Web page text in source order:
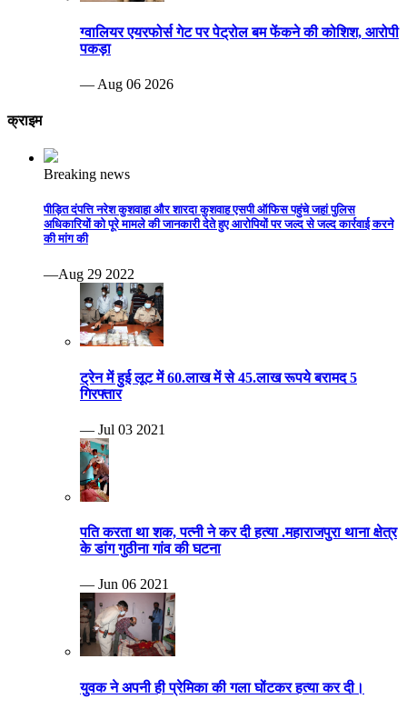
ग्वालियर एयरफोर्स गेट पर पेट्रोल बम फेंकने की कोशिश, आरोपी
पकड़ा
— Aug 06 2026
क्राइम
Breaking news
पीड़ित दंपत्ति नरेश कुशवाहा और शारदा कुशवाह एसपी ऑफिस पहुंचे जहां पुलिस
अधिकारियों को पूरे मामले की जानकारी देते हुए आरोपियों पर जल्द से जल्द कार्रवाई करने
की मांग की
—Aug 29 2022
ट्रेन में हुई लूट में 60.लाख में से 45.लाख रूपये बरामद 5
गिरफ्तार
— Jul 03 2021
पति करता था शक, पत्नी ने कर दी हत्या .महाराजपुरा थाना क्षेत्र
के डांग गुठीना गांव की घटना
— Jun 06 2021
युवक ने अपनी ही प्रेमिका की गला घोंटकर हत्या कर दी।